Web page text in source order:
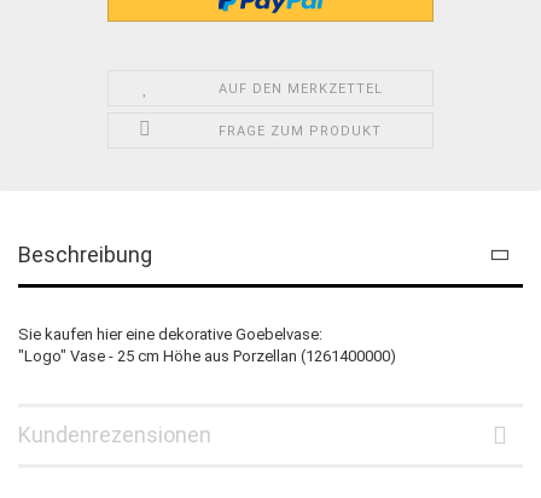
AUF DEN MERKZETTEL
FRAGE ZUM PRODUKT
Beschreibung
Sie kaufen hier eine dekorative Goebelvase:
"Logo" Vase - 25 cm Höhe aus Porzellan (1261400000)
Kundenrezensionen